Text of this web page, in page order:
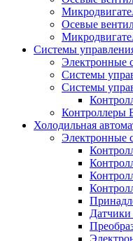
Осевые
Системы
Электронные
Системы
Системы
Контроллеры
Холодильная
Электронные
Датчики